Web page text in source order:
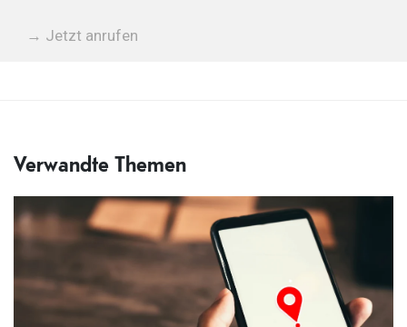
→ Jetzt anrufen
Verwandte Themen